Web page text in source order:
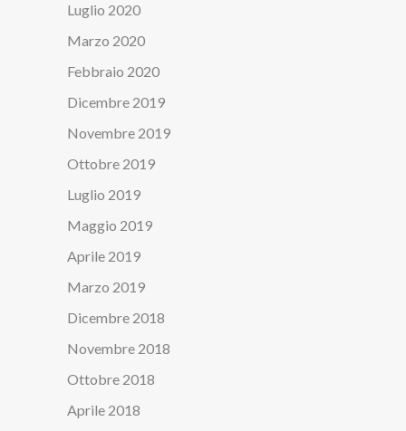
Luglio 2020
Marzo 2020
Febbraio 2020
Dicembre 2019
Novembre 2019
Ottobre 2019
Luglio 2019
Maggio 2019
Aprile 2019
Marzo 2019
Dicembre 2018
Novembre 2018
Ottobre 2018
Aprile 2018